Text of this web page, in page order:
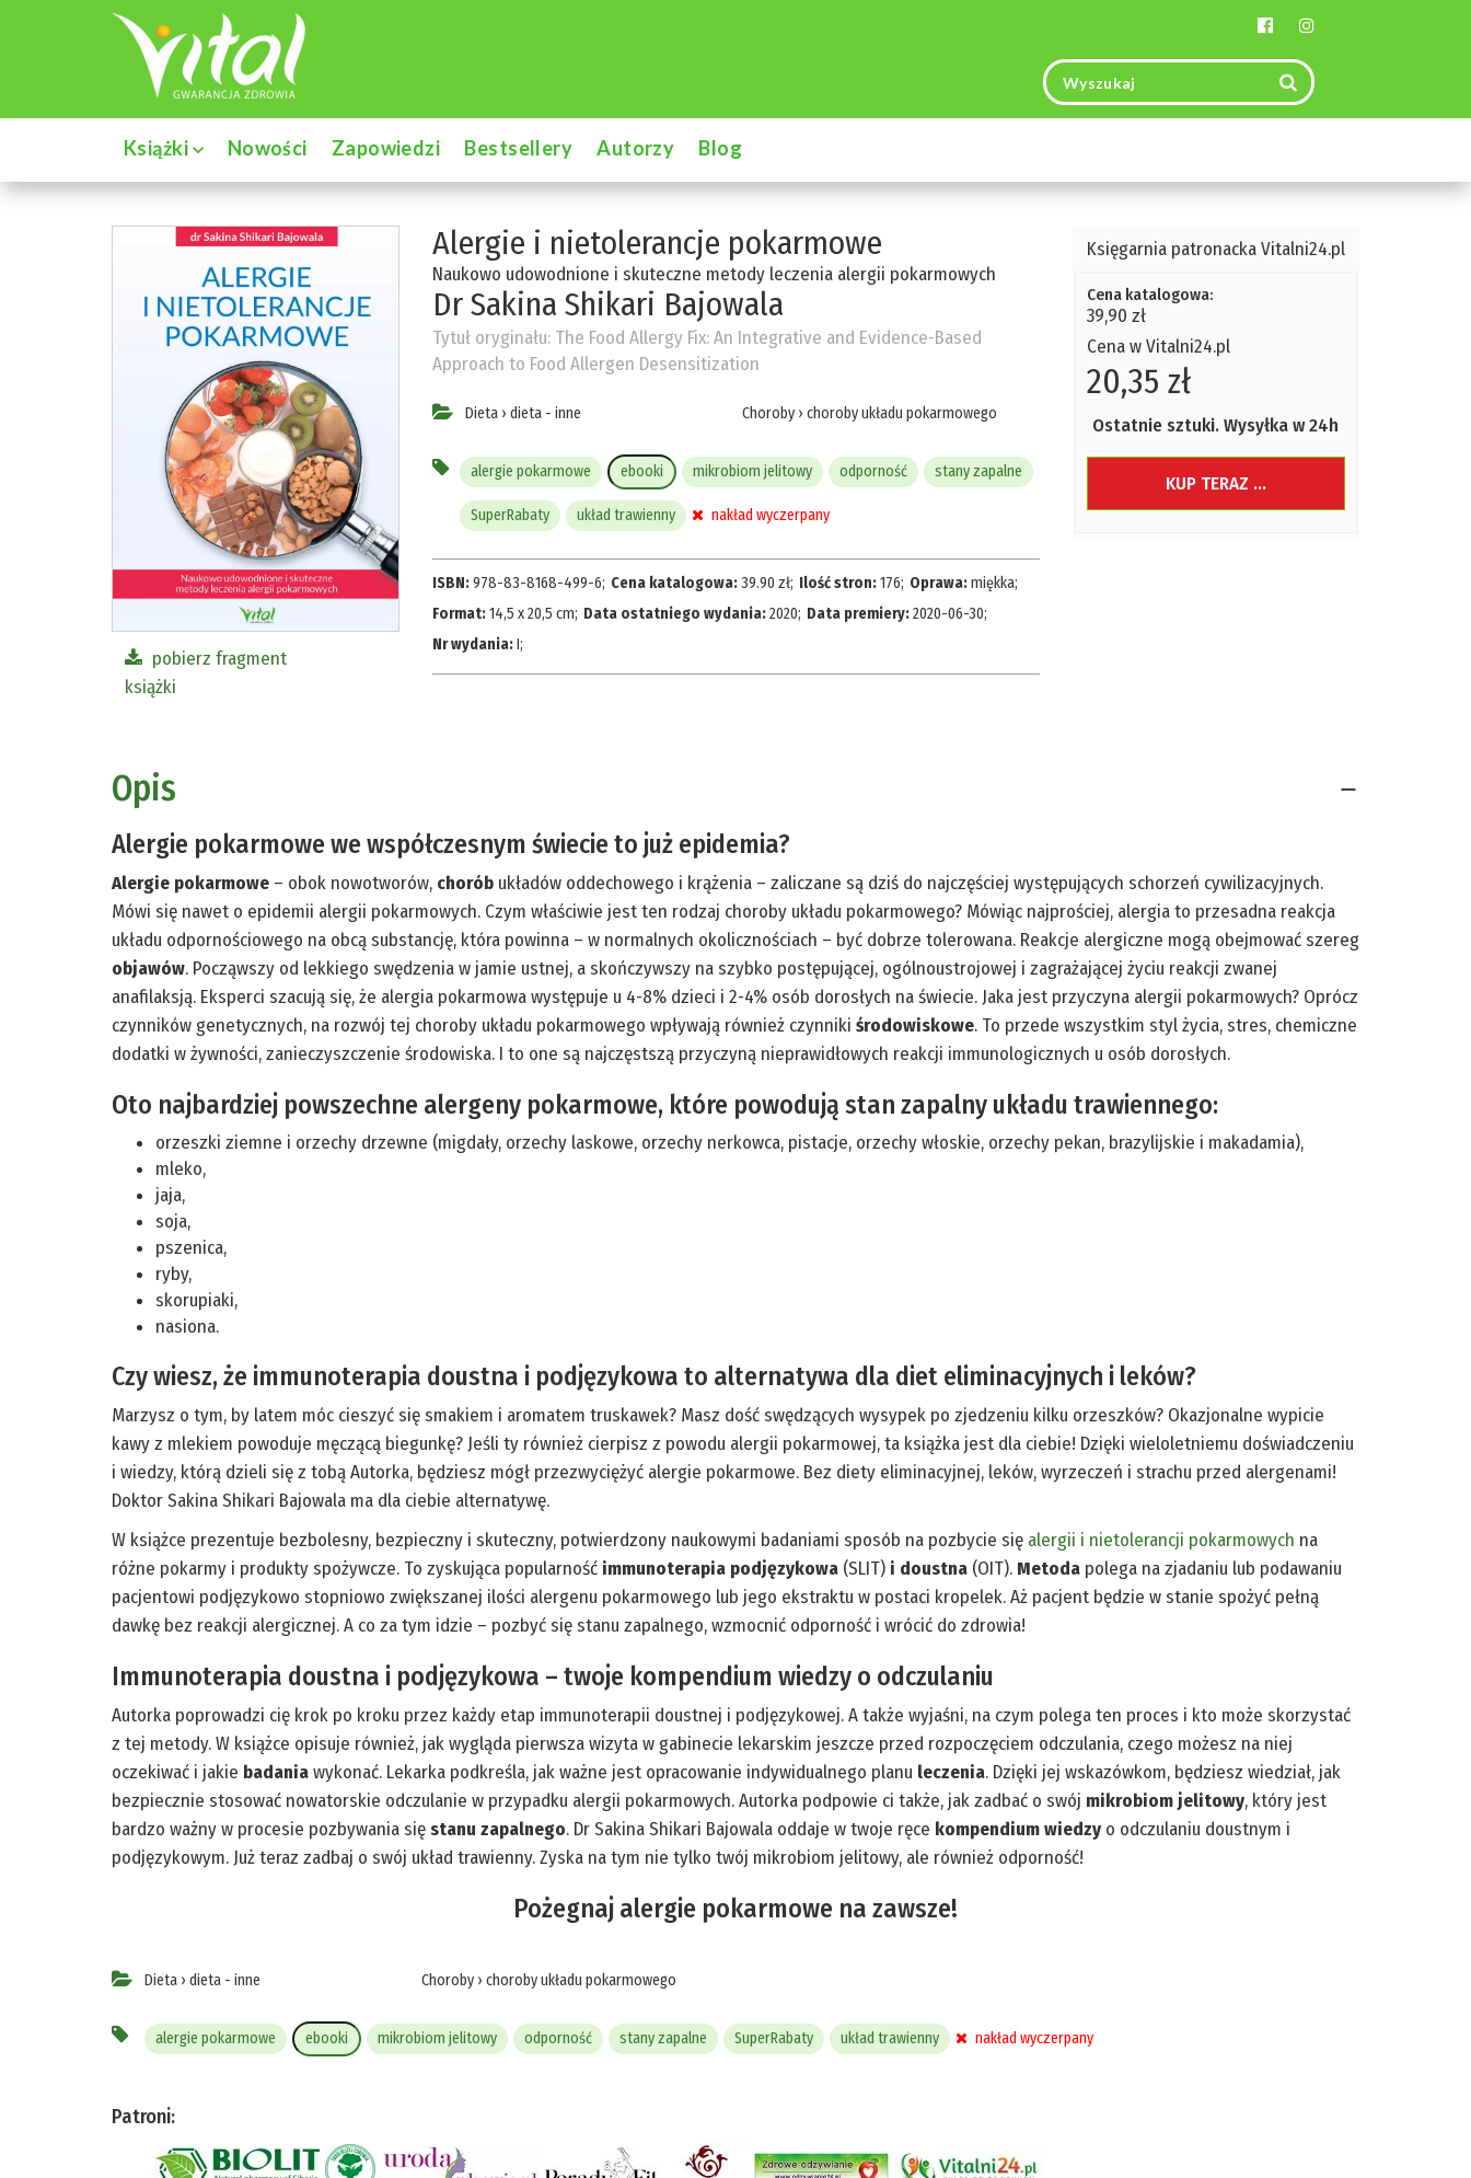
Książki Nowości Zapowiedzi Bestsellery Autorzy Blog
pobierz fragment
książki
Alergie i nietolerancje pokarmowe
Naukowo udowodnione i skuteczne metody leczenia alergii pokarmowych
Dr Sakina Shikari Bajowala
Tytuł oryginału: The Food Allergy Fix: An Integrative and Evidence-Based
Approach to Food Allergen Desensitization
Dieta› dieta - inne Choroby› choroby układu pokarmowego
alergie pokarmowe ebooki mikrobiom jelitowy odporność stany zapalne
SuperRabaty układ trawienny nakład wyczerpany
ISBN:978-83-8168-499-6; Cena katalogowa:39.90 zł; Ilość stron:176; Oprawa:miękka;
Format:14,5 x 20,5 cm; Data ostatniego wydania:2020; Data premiery:2020-06-30;
Nr wydania:I;
Księgarnia patronacka Vitalni24.pl
Cena katalogowa:
39,90 zł
Cena w Vitalni24.pl
20,35 zł
Ostatnie sztuki. Wysyłka w 24h
KUP TERAZ ...
Opis
Alergie pokarmowe we współczesnym świecie to już epidemia?
Alergie pokarmowe – obok nowotworów, chorób układów oddechowego i krążenia – zaliczane są dziś do najczęściej występujących schorzeń cywilizacyjnych.
Mówi się nawet o epidemii alergii pokarmowych. Czym właściwie jest ten rodzaj choroby układu pokarmowego? Mówiąc najprościej, alergia to przesadna reakcja
układu odpornościowego na obcą substancję, która powinna – w normalnych okolicznościach – być dobrze tolerowana. Reakcje alergiczne mogą obejmować szereg
objawów. Począwszy od lekkiego swędzenia w jamie ustnej, a skończywszy na szybko postępującej, ogólnoustrojowej i zagrażającej życiu reakcji zwanej
anafilaksją. Eksperci szacują się, że alergia pokarmowa występuje u 4-8% dzieci i 2-4% osób dorosłych na świecie. Jaka jest przyczyna alergii pokarmowych? Oprócz
czynników genetycznych, na rozwój tej choroby układu pokarmowego wpływają również czynniki środowiskowe. To przede wszystkim styl życia, stres, chemiczne
dodatki w żywności, zanieczyszczenie środowiska. I to one są najczęstszą przyczyną nieprawidłowych reakcji immunologicznych u osób dorosłych.
Oto najbardziej powszechne alergeny pokarmowe, które powodują stan zapalny układu trawiennego:
orzeszki ziemne i orzechy drzewne (migdały, orzechy laskowe, orzechy nerkowca, pistacje, orzechy włoskie, orzechy pekan, brazylijskie i makadamia),
mleko,
jaja,
soja,
pszenica,
ryby,
skorupiaki,
nasiona.
Czy wiesz, że immunoterapia doustna i podjęzykowa to alternatywa dla diet eliminacyjnych i leków?
Marzysz o tym, by latem móc cieszyć się smakiem i aromatem truskawek? Masz dość swędzących wysypek po zjedzeniu kilku orzeszków? Okazjonalne wypicie
kawy z mlekiem powoduje męczącą biegunkę? Jeśli ty również cierpisz z powodu alergii pokarmowej, ta książka jest dla ciebie! Dzięki wieloletniemu doświadczeniu
i wiedzy, którą dzieli się z tobą Autorka, będziesz mógł przezwyciężyć alergie pokarmowe. Bez diety eliminacyjnej, leków, wyrzeczeń i strachu przed alergenami!
Doktor Sakina Shikari Bajowala ma dla ciebie alternatywę.
W książce prezentuje bezbolesny, bezpieczny i skuteczny, potwierdzony naukowymi badaniami sposób na pozbycie się alergii i nietolerancji pokarmowych na
różne pokarmy i produkty spożywcze. To zyskująca popularność immunoterapia podjęzykowa (SLIT) i doustna (OIT). Metoda polega na zjadaniu lub podawaniu
pacjentowi podjęzykowo stopniowo zwiększanej ilości alergenu pokarmowego lub jego ekstraktu w postaci kropelek. Aż pacjent będzie w stanie spożyć pełną
dawkę bez reakcji alergicznej. A co za tym idzie – pozbyć się stanu zapalnego, wzmocnić odporność i wrócić do zdrowia!
Immunoterapia doustna i podjęzykowa – twoje kompendium wiedzy o odczulaniu
Autorka poprowadzi cię krok po kroku przez każdy etap immunoterapii doustnej i podjęzykowej. A także wyjaśni, na czym polega ten proces i kto może skorzystać
z tej metody. W książce opisuje również, jak wygląda pierwsza wizyta w gabinecie lekarskim jeszcze przed rozpoczęciem odczulania, czego możesz na niej
oczekiwać i jakie badaniawykonać. Lekarka podkreśla, jak ważne jest opracowanie indywidualnego planu leczenia. Dzięki jej wskazówkom, będziesz wiedział, jak
bezpiecznie stosować nowatorskie odczulanie w przypadku alergii pokarmowych. Autorka podpowie ci także, jak zadbać o swój mikrobiom jelitowy, który jest
bardzo ważny w procesie pozbywania sięstanu zapalnego. Dr Sakina Shikari Bajowala oddaje w twoje ręce kompendium wiedzy o odczulaniu doustnym i
podjęzykowym. Już teraz zadbaj o swój układ trawienny. Zyska na tym nie tylko twój mikrobiom jelitowy, ale również odporność!
Pożegnaj alergie pokarmowe na zawsze!
Dieta › dieta - inne Choroby › choroby układu pokarmowego
alergie pokarmowe ebooki mikrobiom jelitowy odporność stany zapalne SuperRabaty układ trawienny nakład wyczerpany
Patroni: